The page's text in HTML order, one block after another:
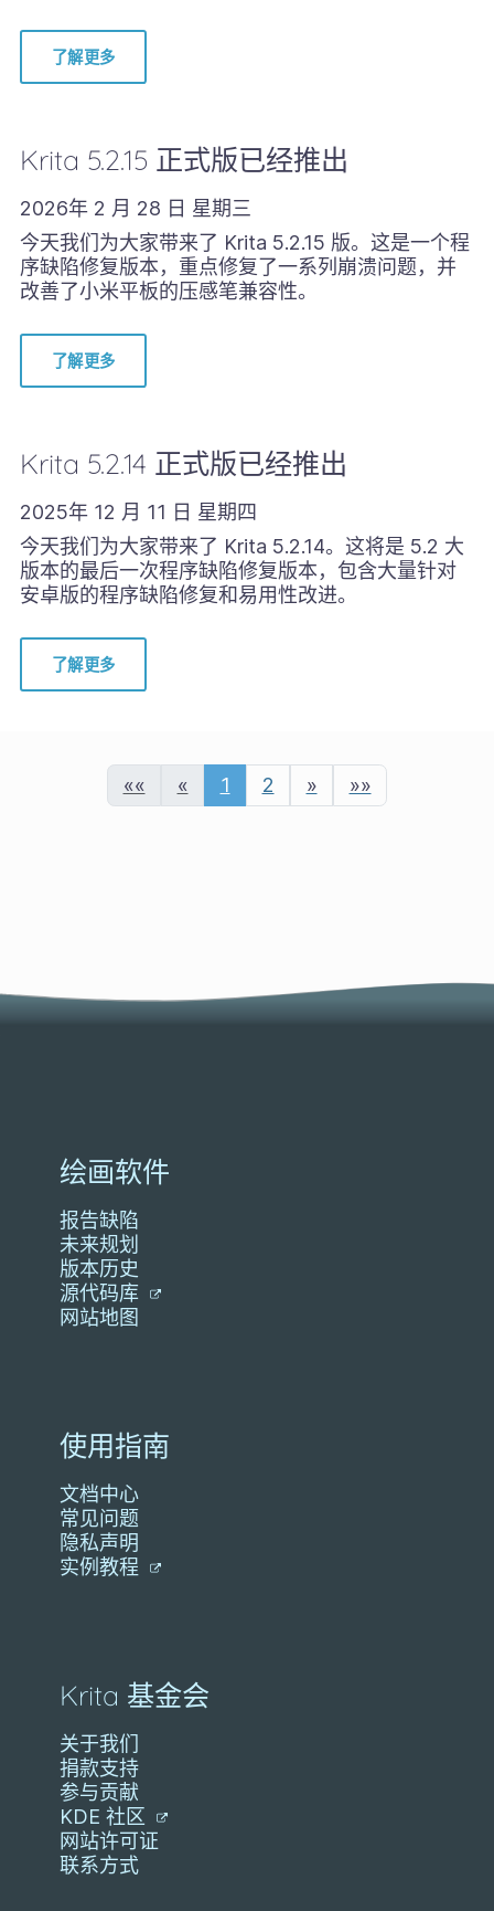
了解更多
Krita 5.2.15 正式版已经推出
2026年 2 月 28 日 星期三
今天我们为大家带来了 Krita 5.2.15 版。这是一个程
序缺陷修复版本，重点修复了一系列崩溃问题，并
改善了小米平板的压感笔兼容性。
了解更多
Krita 5.2.14 正式版已经推出
2025年 12 月 11 日 星期四
今天我们为大家带来了 Krita 5.2.14。这将是 5.2 大
版本的最后一次程序缺陷修复版本，包含大量针对
安卓版的程序缺陷修复和易用性改进。
了解更多
«« « 1 2 » »»
绘画软件
报告缺陷
未来规划
版本历史
源代码库
网站地图
使用指南
文档中心
常见问题
隐私声明
实例教程
Krita 基金会
关于我们
捐款支持
参与贡献
KDE 社区
网站许可证
联系方式